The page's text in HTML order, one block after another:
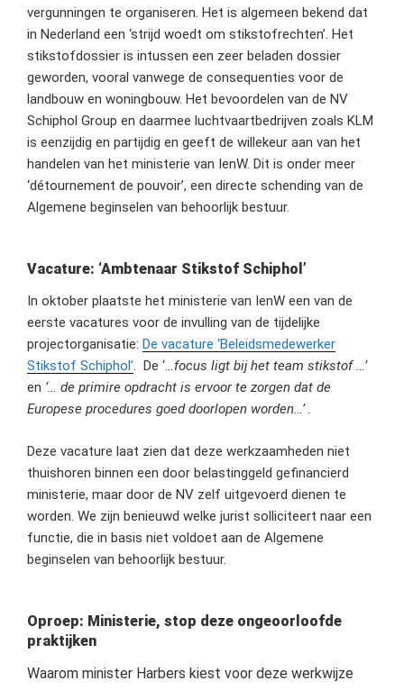
vergunningen te organiseren. Het is algemeen bekend dat
in Nederland een ‘strijd woedt om stikstofrechten’. Het
stikstofdossier is intussen een zeer beladen dossier
geworden, vooral vanwege de consequenties voor de
landbouw en woningbouw. Het bevoordelen van de NV
Schiphol Group en daarmee luchtvaartbedrijven zoals KLM
is eenzijdig en partijdig en geeft de willekeur aan van het
handelen van het ministerie van IenW. Dit is onder meer
‘détournement de pouvoir’, een directe schending van de
Algemene beginselen van behoorlijk bestuur.
Vacature: ‘Ambtenaar Stikstof Schiphol’
In oktober plaatste het ministerie van IenW een van de
eerste vacatures voor de invulling van de tijdelijke
projectorganisatie: De vacature ‘Beleidsmedewerker
Stikstof Schiphol’. De ‘…focus ligt bij het team stikstof …’
en ‘… de primire opdracht is ervoor te zorgen dat de
Europese procedures goed doorlopen worden…’ .
Deze vacature laat zien dat deze werkzaamheden niet
thuishoren binnen een door belastinggeld gefinancierd
ministerie, maar door de NV zelf uitgevoerd dienen te
worden. We zijn benieuwd welke jurist solliciteert naar een
functie, die in basis niet voldoet aan de Algemene
beginselen van behoorlijk bestuur.
Oproep: Ministerie, stop deze ongeoorloofde
praktijken
Waarom minister Harbers kiest voor deze werkwijze